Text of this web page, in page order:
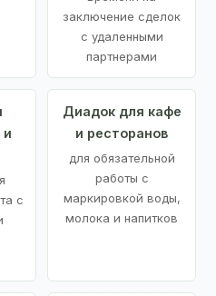
заключение сделок
с удаленными
партнерами
и
с
Диадок для кафе
и ресторанов
для обязательной
работы с
маркировкой воды,
молока и напитков